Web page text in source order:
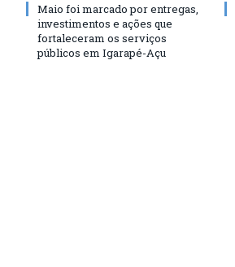
Maio foi marcado por entregas,
investimentos e ações que
fortaleceram os serviços
públicos em Igarapé-Açu